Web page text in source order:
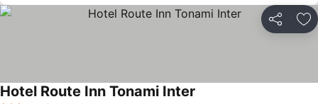
Partilhar
Hotel Route Inn Tonami Inter